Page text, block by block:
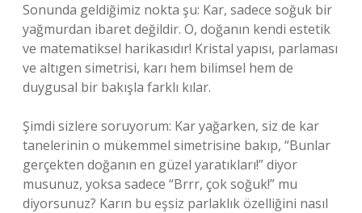
Sonunda geldiğimiz nokta şu: Kar, sadece soğuk bir
yağmurdan ibaret değildir. O, doğanın kendi estetik
ve matematiksel harikasıdır! Kristal yapısı, parlaması
ve altıgen simetrisi, karı hem bilimsel hem de
duygusal bir bakışla farklı kılar.
Şimdi sizlere soruyorum: Kar yağarken, siz de kar
tanelerinin o mükemmel simetrisine bakıp, “Bunlar
gerçekten doğanın en güzel yaratıkları!” diyor
musunuz, yoksa sadece “Brrr, çok soğuk!” mu
diyorsunuz? Karın bu eşsiz parlaklık özelliğini nasıl